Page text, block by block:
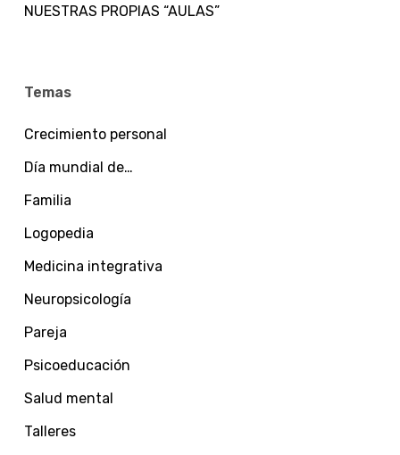
NUESTRAS PROPIAS “AULAS”
Temas
Crecimiento personal
Día mundial de…
Familia
Logopedia
Medicina integrativa
Neuropsicología
Pareja
Psicoeducación
Salud mental
Talleres